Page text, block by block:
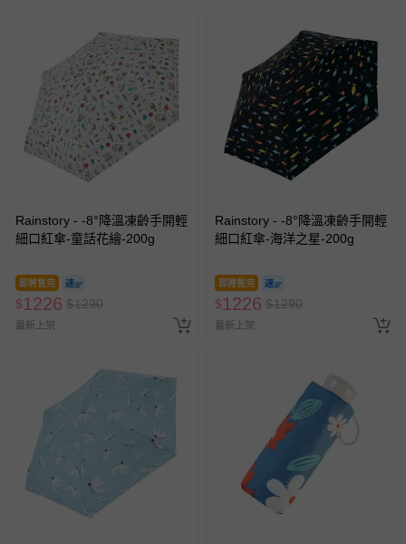
區，可能會無法配送，或須依據商品需加收離島運費。廠商
亦保留出貨與否的權利。離島、偏遠地區、樓層親送等加價
費用，可能會另需加收。
商品實際的配達日期，可於訂單個人資料內的查詢訂單內，
已出貨通知之訊息為主。
如您收到商品，請依正常流程檢查是否完好，若商品遇瑕疵
情形，您可申請更換新品或退貨，請見：退貨的辦理流程
式、折價券與購物金的使用、退貨及商品運送方式等有疑
問，你可詳見：媽咪愛客服中心 。
助取消退款事宜。
商品如因「價格、組合」等錯誤原因，導致無法安排出貨，
會主動以簡訊及mail通知訂單取消事宜，並將提供適當補
Rainstory - -8°降溫凍齡手開輕
細口紅傘-童話花繪-200g
即將售完
$1226 $1290
最新上架
Rainstory - -8°降溫凍齡手開輕
細口紅傘-海洋之星-200g
即將售完
$1226 $1290
最新上架